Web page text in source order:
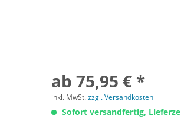
ab 75,95 € *
inkl. MwSt.zzgl. Versandkosten
Sofort versandfertig,